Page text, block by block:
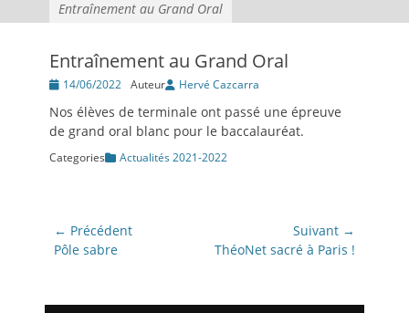
Entraînement au Grand Oral
Entraînement au Grand Oral
Posté14/06/2022 Auteur Hervé Cazcarra
Nos élèves de terminale ont passé une épreuve
de grand oral blanc pour le baccalauréat.
Categories Actualités 2021-2022
Navigation
de
← Précédent
Article
Pôle sabre
Suivant →
Article
ThéoNet sacré à Paris !